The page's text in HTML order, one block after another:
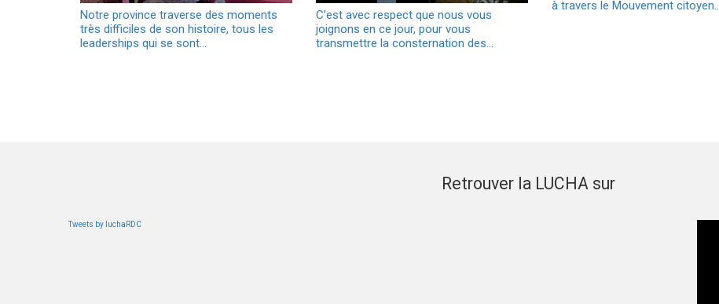
Notre province traverse des moments
très difficiles de son histoire, tous les
leaderships qui se sont…
C’est avec respect que nous vous
joignons en ce jour, pour vous
transmettre la consternation des…
à travers le Mouvement citoyen…
Retrouver la LUCHA sur
Tweets by luchaRDC